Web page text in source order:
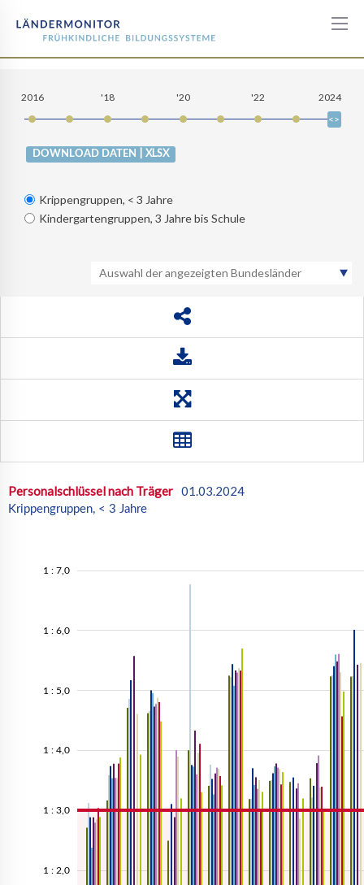
nach
Träger
2016 '18 '20 '22 2024
DOWNLOAD DATEN | XLSX
Krippengruppen, < 3 Jahre
Kindergartengruppen, 3 Jahre bis Schule
Auswahl der angezeigten Bundesländer
BY
HE
Personalschlüssel nach Träger 01.03.2024
Krippengruppen, < 3 Jahre
1 : 2,0
1 : 3,0
1 : 4,0
1 : 5,0
1 : 6,0
1 : 7,0